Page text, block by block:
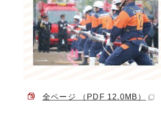
全ページ （PDF 12.0MB）